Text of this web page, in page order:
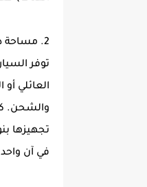
2. مساحة داخلية رحبة
توفر
والشحن.
تجهيزها
في آن